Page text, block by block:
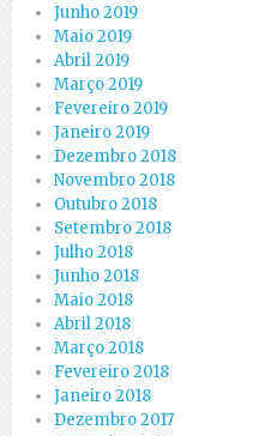
Junho 2019
Maio 2019
Abril 2019
Março 2019
Fevereiro 2019
Janeiro 2019
Dezembro 2018
Novembro 2018
Outubro 2018
Setembro 2018
Julho 2018
Junho 2018
Maio 2018
Abril 2018
Março 2018
Fevereiro 2018
Janeiro 2018
Dezembro 2017